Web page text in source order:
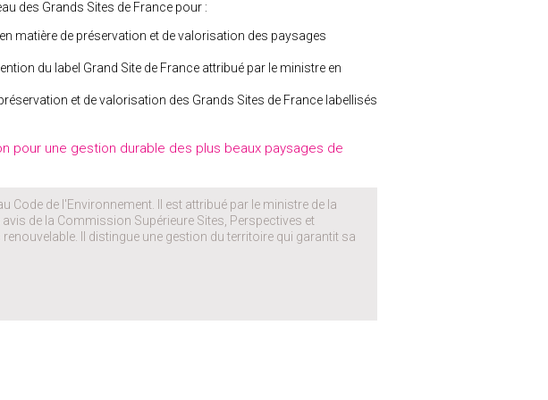
des Grands Sites de France pour :
matière de préservation et de valorisation des paysages
du label Grand Site de France attribué par le ministre en
et de valorisation des Grands Sites de France labellisés
pour une gestion durable des plus beaux paysages de
Code de l'Environnement. Il est attribué par le ministre de la
de la Commission Supérieure Sites, Perspectives et
Il distingue une gestion du territoire qui garantit sa